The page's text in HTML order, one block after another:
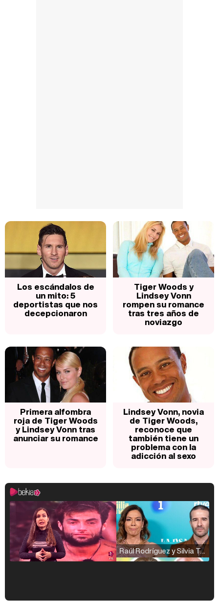
Los escándalos de
un mito: 5
deportistas que nos
decepcionaron
Tiger Woods y
Lindsey Vonn
rompen su romance
tras tres años de
noviazgo
Primera alfombra
roja de Tiger Woods
y Lindsey Vonn tras
anunciar su romance
Lindsey Vonn, novia
de Tiger Woods,
reconoce que
también tiene un
problema con la
adicción al sexo
Raúl Rodríguez y Silvia Taulés nos cuentan su papel en 'La familia de la tele'